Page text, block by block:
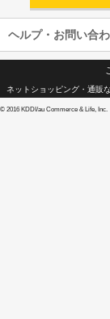
ヘルプ・お問い合
ネットショッピング・通販
© 2016 KDDI/au Commerce & Life, Inc.